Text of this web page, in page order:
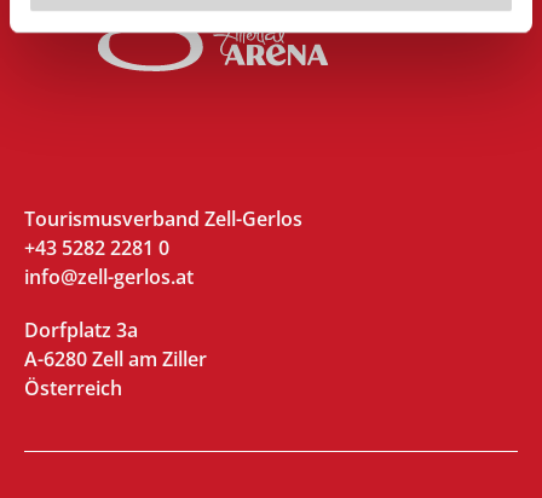
Tourismusverband Zell-Gerlos
+43 5282 2281 0
info@zell-gerlos.at
Dorfplatz 3a
A-6280 Zell am Ziller
Österreich